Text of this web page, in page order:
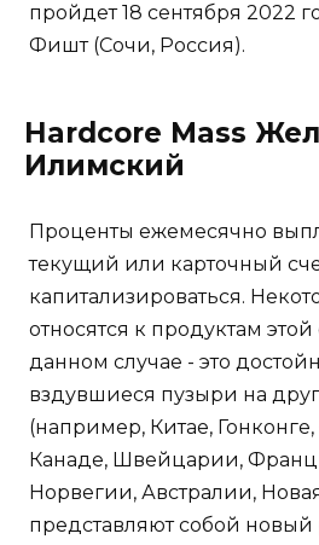
пройдет 18 сентября 2022
Фишт (Сочи, Россия).
Hardcore Mass
Илимский
Проценты ежемесячно
текущий или карточный
капитализироваться.
относятся к продуктам
данном случае - это
вздувшиеся пузыри на
(например, Китае,
Канаде, Швейцарии,
Норвегии, Австралии,
представляют собой новый